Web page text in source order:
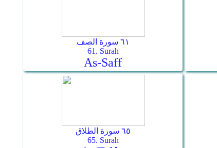
٦١ سورة الصف
61. Surah
As-Saff
٦٥ سورة الطلاق
65. Surah